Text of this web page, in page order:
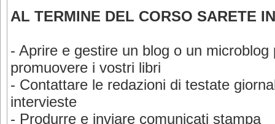
AL TERMINE DEL CORSO SARETE
- Aprire e gestire un blog o un microblog
promuovere i vostri libri
- Contattare le redazioni di testate
intervieste
- Produrre e inviare comunicati stampa